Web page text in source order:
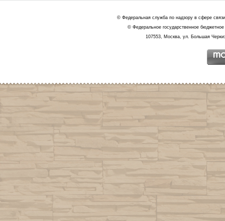
© Федеральная служба по надзору в сфере
© Федеральное государственное
107553, Москва, ул. Большая